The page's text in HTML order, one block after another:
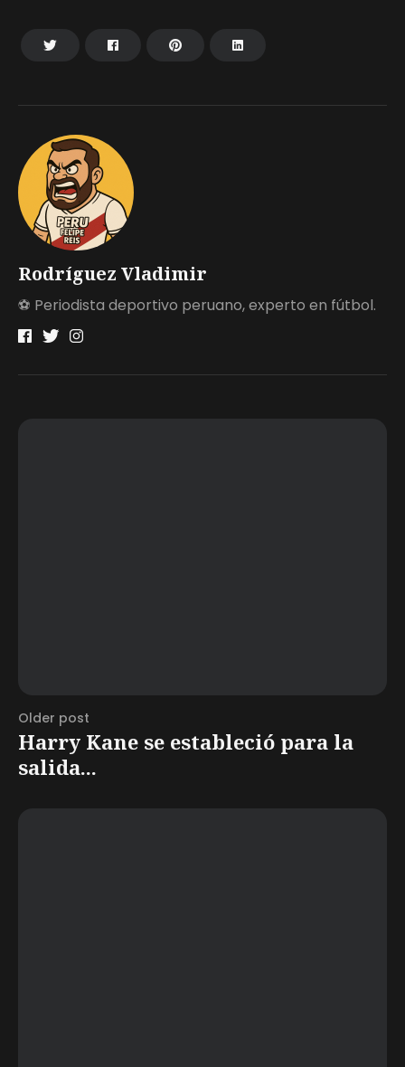
Rodríguez Vladimir
⚽ Periodista deportivo peruano, experto en fútbol.
Older post
Harry Kane se estableció para la
salida...